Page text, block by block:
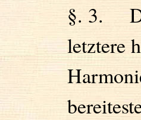
§. 3.
letztere